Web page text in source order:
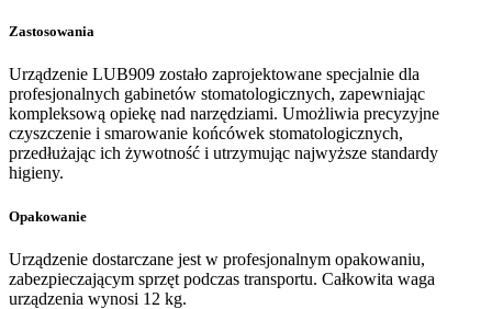
Zastosowania
Urządzenie LUB909 zostało zaprojektowane specjalnie dla
profesjonalnych gabinetów stomatologicznych, zapewniając
kompleksową opiekę nad narzędziami. Umożliwia precyzyjne
czyszczenie i smarowanie końcówek stomatologicznych,
przedłużając ich żywotność i utrzymując najwyższe standardy
higieny.
Opakowanie
Urządzenie dostarczane jest w profesjonalnym opakowaniu,
zabezpieczającym sprzęt podczas transportu. Całkowita waga
urządzenia wynosi 12 kg.